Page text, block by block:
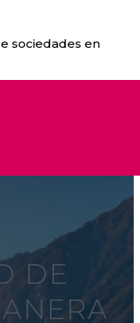
sociedades en
DE